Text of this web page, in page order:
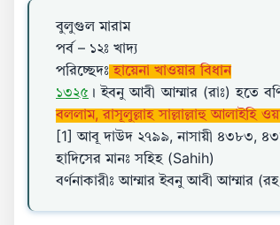
বুলুগুল মারাম
পর্ব – ১২ঃ খাদ্য
পরিচ্ছেদঃ হায়েনা খাওয়ার বিধান
১৩২৫ । ইবনু আবী আম্মার (রাঃ) হতে
বললাম, রাসূলুল্লাহ সাল্লাল্লাহু আলাইহি
[1] আবূ দাউদ ২৭৯৯, নাসায়ী ৪৩৮৩,
হাদিসের মানঃ সহিহ (Sahih)
বর্ণনাকারীঃ আম্মার ইবনু আবী আম্মার